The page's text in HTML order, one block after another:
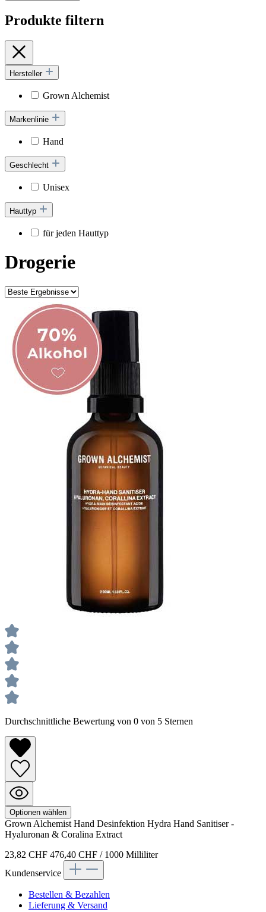
Produkte filtern
Hersteller
Grown Alchemist
Markenlinie
Hand
Geschlecht
Unisex
Hauttyp
für jeden Hauttyp
Drogerie
Durchschnittliche Bewertung von 0 von 5 Sternen
Optionen wählen
Grown Alchemist Hand Desinfektion Hydra Hand Sanitiser -
Hyaluronan & Coralina Extract
23,82 CHF 476,40 CHF / 1000 Milliliter
Kundenservice
Bestellen & Bezahlen
Lieferung & Versand